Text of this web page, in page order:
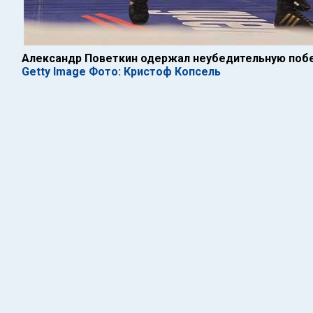
Александр Поветкин одержал неубедительную
Getty Image Фото: Кристоф Копсель